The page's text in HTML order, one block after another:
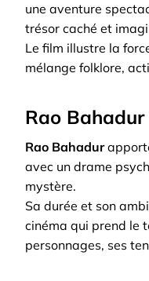
une aventure
trésor caché et
Le film illustre la
mélange folklore,
Rao Bahadur
Rao Bahadur
avec un drame
mystère.
Sa durée et son
cinéma qui prend le
personnages, ses